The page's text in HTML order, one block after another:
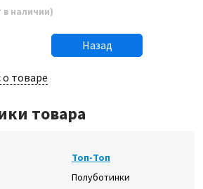
в наличии)
Назад
товаре
товара
Топ-Топ
Полуботинки